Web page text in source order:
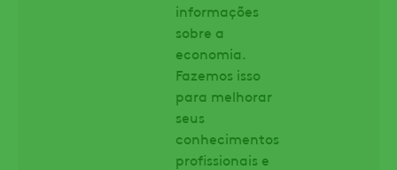
informações
sobre a
economia.
Fazemos isso
para melhorar
seus
conhecimentos
profissionais e